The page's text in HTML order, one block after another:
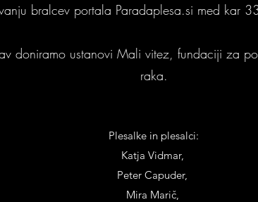
bralcev portala Paradaplesa.si med kar
doniramo ustanovi Mali vitez, fundaciji za
raka.
Plesalke in plesalci:
Katja Vidmar,
Peter Capuder,
Mira Marič,